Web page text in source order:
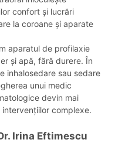
confort și lucrări
la coroane și aparate
aparatul de profilaxie
și apă, fără durere. În
inhalosedare sau sedare
unui medic
devin mai
complexe.
Irina Eftimescu